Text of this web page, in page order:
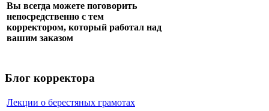
Вы всегда можете поговорить
непосредственно с тем
корректором, который работал над
вашим заказом
Блог корректора
Лекции о берестяных грамотах